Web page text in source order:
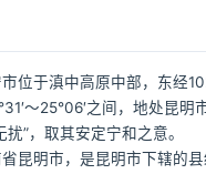
位于滇中高原中部，东经
～25°06′之间，地处昆明
”，取其安定宁和之意。
昆明市，是昆明市下辖的